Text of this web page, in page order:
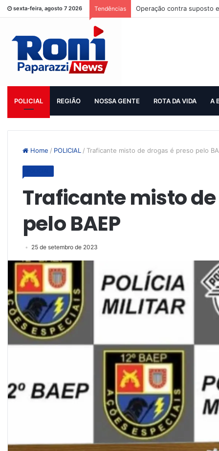
sexta-feira, agosto 7 2026 Tendências Operação contra suposto
POLICIAL REGIÃO NOSSA GENTE ROTA DA VIDA A
Home / POLICIAL / Traficante misto de drogas é preso pelo
Traficante misto
pelo BAEP
25 de setembro de 2023